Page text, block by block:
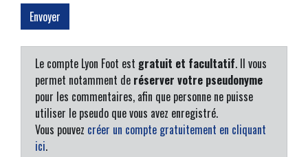
Le compte Lyon Foot est gratuit et facultatif. Il vous
permet notamment de réserver votre pseudonyme
pour les commentaires, afin que personne ne puisse
utiliser le pseudo que vous avez enregistré.
Vous pouvez créer un compte gratuitement en cliquant
ici.